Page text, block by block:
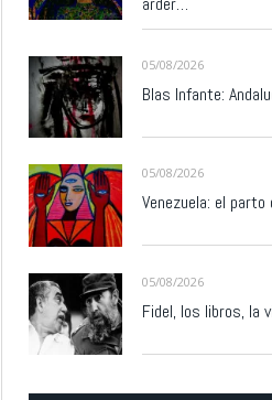
05/08/2026
Blas Infante:
05/08/2026
Venezuela: el parto
05/08/2026
Fidel, los libros, la